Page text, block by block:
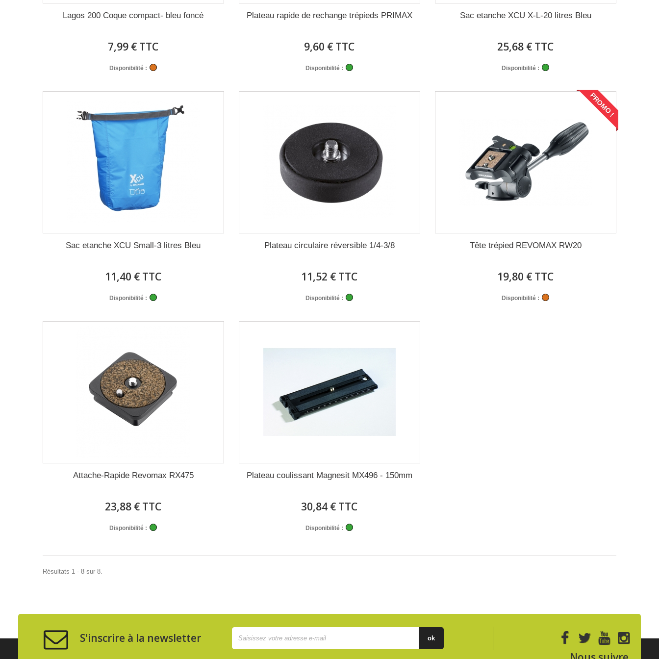
Lagos 200 Coque compact- bleu foncé
7,99 € TTC
Disponibilité :
Plateau rapide de rechange trépieds PRIMAX
9,60 € TTC
Disponibilité :
Sac etanche XCU X-L-20 litres Bleu
25,68 € TTC
Disponibilité :
Sac etanche XCU Small-3 litres Bleu
11,40 € TTC
Disponibilité :
Plateau circulaire réversible 1/4-3/8
11,52 € TTC
Disponibilité :
PROMO !
Tête trépied REVOMAX RW20
19,80 € TTC
Disponibilité :
Attache-Rapide Revomax RX475
23,88 € TTC
Disponibilité :
Plateau coulissant Magnesit MX496 - 150mm
30,84 € TTC
Disponibilité :
Résultats 1 - 8 sur 8.
S'inscrire à la newsletter ok